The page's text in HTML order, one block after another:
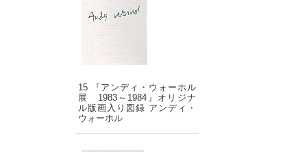
15 『アンディ・ウォーホル
展 1983～1984』オリジナ
ル版画入り図録 アンディ・
ウォーホル